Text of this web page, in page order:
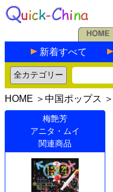
新着すべて
HOME ＞ 中国ポップス ＞
梅艶芳
アニタ・ムイ
関連商品